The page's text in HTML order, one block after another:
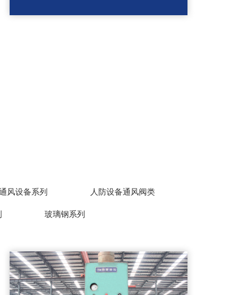
风设备系列
人防设备通风阀类
玻璃钢系列